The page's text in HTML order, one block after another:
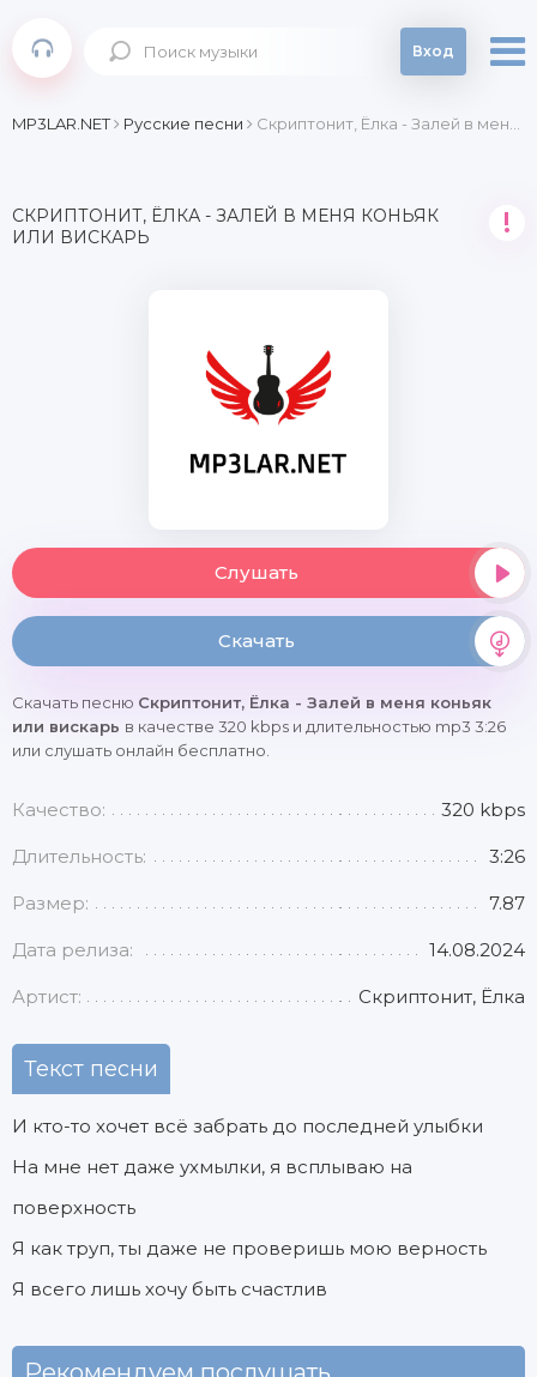
Вход
MP3LAR.NET Русские песни Скриптонит, Ёлка - Залей в меня коньяк или вискарь
СКРИПТОНИТ, ЁЛКА - ЗАЛЕЙ В МЕНЯ КОНЬЯК
ИЛИ ВИСКАРЬ
!
Слушать
Скачать
Скачать песню Скриптонит, Ёлка - Залей в меня коньяк
или вискарь в качестве 320 kbps и длительностью mp3 3:26
или слушать онлайн бесплатно.
Качество: 320 kbps
Длительность: 3:26
Размер: 7.87
Дата релиза: 14.08.2024
Артист: Скриптонит, Ёлка
Текст песни
И кто-то хочет всё забрать до последней улыбки
На мне нет даже ухмылки, я всплываю на
поверхность
Я как труп, ты даже не проверишь мою верность
Я всего лишь хочу быть счастлив